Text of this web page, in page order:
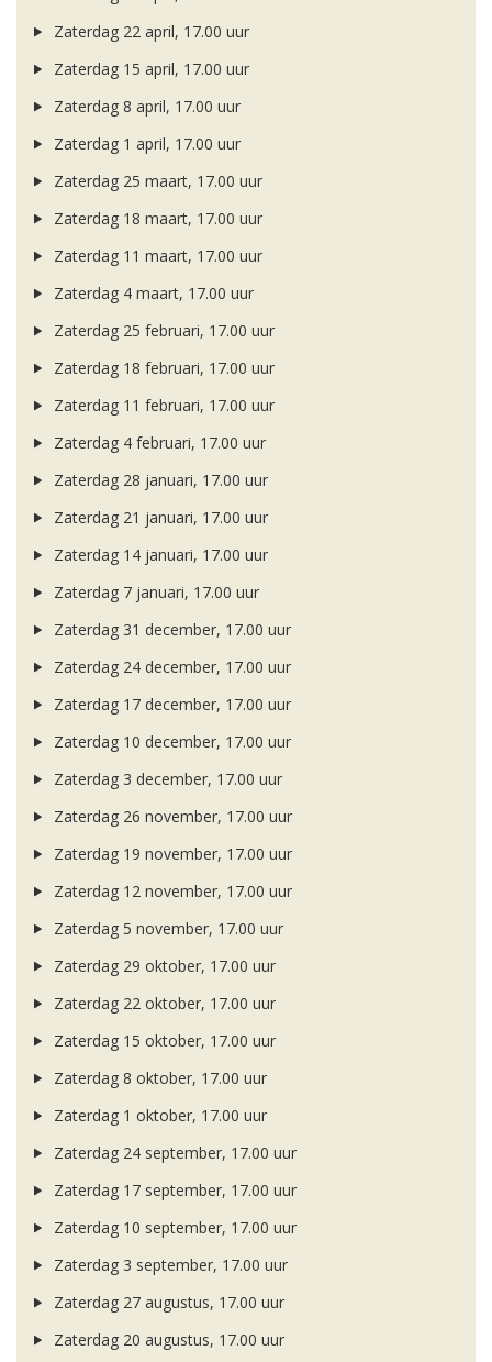
Zaterdag 22 april, 17.00 uur
Zaterdag 15 april, 17.00 uur
Zaterdag 8 april, 17.00 uur
Zaterdag 1 april, 17.00 uur
Zaterdag 25 maart, 17.00 uur
Zaterdag 18 maart, 17.00 uur
Zaterdag 11 maart, 17.00 uur
Zaterdag 4 maart, 17.00 uur
Zaterdag 25 februari, 17.00 uur
Zaterdag 18 februari, 17.00 uur
Zaterdag 11 februari, 17.00 uur
Zaterdag 4 februari, 17.00 uur
Zaterdag 28 januari, 17.00 uur
Zaterdag 21 januari, 17.00 uur
Zaterdag 14 januari, 17.00 uur
Zaterdag 7 januari, 17.00 uur
Zaterdag 31 december, 17.00 uur
Zaterdag 24 december, 17.00 uur
Zaterdag 17 december, 17.00 uur
Zaterdag 10 december, 17.00 uur
Zaterdag 3 december, 17.00 uur
Zaterdag 26 november, 17.00 uur
Zaterdag 19 november, 17.00 uur
Zaterdag 12 november, 17.00 uur
Zaterdag 5 november, 17.00 uur
Zaterdag 29 oktober, 17.00 uur
Zaterdag 22 oktober, 17.00 uur
Zaterdag 15 oktober, 17.00 uur
Zaterdag 8 oktober, 17.00 uur
Zaterdag 1 oktober, 17.00 uur
Zaterdag 24 september, 17.00 uur
Zaterdag 17 september, 17.00 uur
Zaterdag 10 september, 17.00 uur
Zaterdag 3 september, 17.00 uur
Zaterdag 27 augustus, 17.00 uur
Zaterdag 20 augustus, 17.00 uur